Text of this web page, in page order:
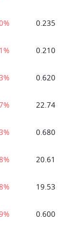
0.235
0.210
0.620
22.74
0.680
20.61
19.53
0.600